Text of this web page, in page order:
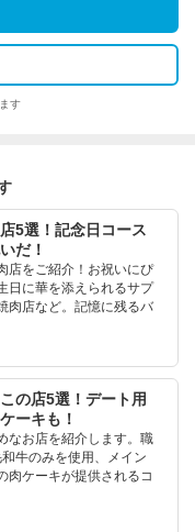
す
5選！記念日コース
だ！
店をご紹介！お祝いにぴ
日に華を添えられるサプ
肉店など。記憶に残るバ
の店5選！デート用
ーキも！
なお店を紹介します。職
牛のみを使用、メイン
肉ケーキが提供されるコ